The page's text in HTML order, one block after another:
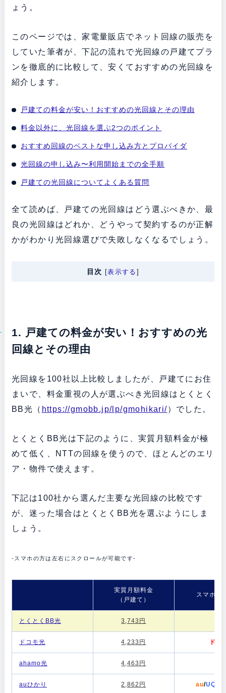
ょう。
このページでは、家電量販店でネット回線の販売を
していた筆者が、下記の流れで光回線の戸建てプラ
ンを徹底的に比較して、安くておすすめの光回線を
紹介します。
戸建ての料金が安い！おすすめの光回線とその理由
料金以外に、光回線を選ぶ2つのポイント
おすすめ回線のベストな申し込み方とプロバイダ
光回線の申し込み〜利用開始までの全手順
戸建ての光回線についてよくある質問
全て読めば、戸建ての光回線はどう選ぶべきか、最
良の光回線はどれか、どうやって契約するのが正解
かがわかり光回線選びで失敗しなくなるでしょう。
目次 [表示する
1. 戸建ての料金が安い！おすすめの光
回線とその理由
光回線を100社以上比較しましたが、戸建てにお住
まいで、料金重視の人が選ぶべき光回線はとくとく
BB光（ https://gmobb.jp/lp/gmohikari/）でした。
とくとくBB光は下記のように、実質月額料金が極
めて低く、NTTの回線を使うので、ほとんどのエリ
ア・物件で使えます。
下記は100社から選んだ主要な光回線の比較です
が、迷った場合はとくとくBB光を選ぶようにしま
しょう。
-スマホの方は左右にスクロールが可能です-
実質月額料金
（戸建て）
スマホセ
とくとくBB光 3,743円
ドコモ光 4,233円 ドコ
ahamo光 4,463円
auひかり 2,862円 au/UQモ